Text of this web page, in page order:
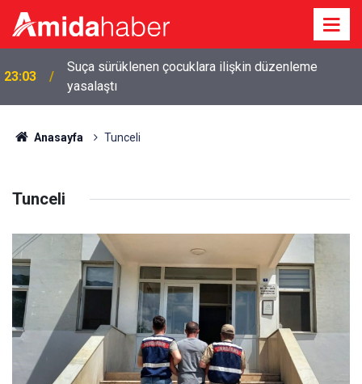
22:09 Diyarbakır'da diş kliniğine silahlı saldırı: 2 tutuklama
Anasayfa Tunceli
Tunceli